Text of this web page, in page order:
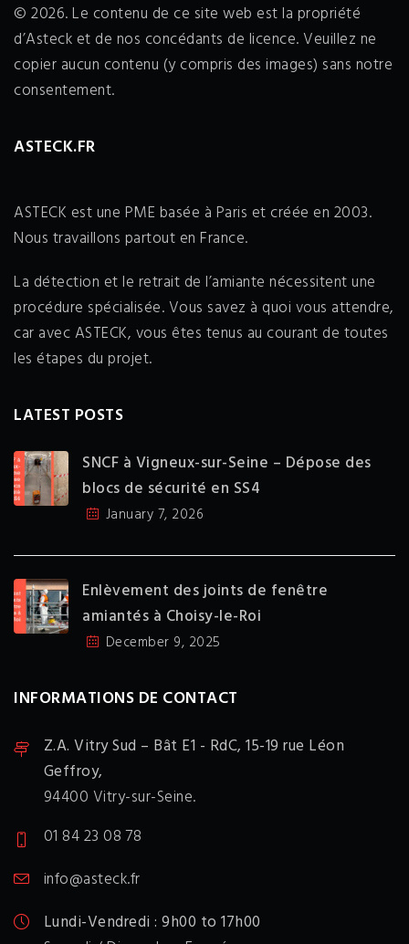
© 2026. Le contenu de ce site web est la propriété
d’Asteck et de nos concédants de licence. Veuillez ne
copier aucun contenu (y compris des images) sans notre
consentement.
ASTECK.FR
ASTECK est une PME basée à Paris et créée en 2003.
Nous travaillons partout en France.
La détection et le retrait de l’amiante nécessitent une
procédure spécialisée. Vous savez à quoi vous attendre,
car avec ASTECK, vous êtes tenus au courant de toutes
les étapes du projet.
LATEST POSTS
SNCF à Vigneux-sur-Seine – Dépose des
blocs de sécurité en SS4
January 7, 2026
Enlèvement des joints de fenêtre
amiantés à Choisy-le-Roi
December 9, 2025
INFORMATIONS DE CONTACT
Z.A. Vitry Sud – Bât E1 - RdC, 15-19 rue Léon
Geffroy,
94400 Vitry-sur-Seine.
01 84 23 08 78
info@asteck.fr
Lundi-Vendredi : 9h00 to 17h00